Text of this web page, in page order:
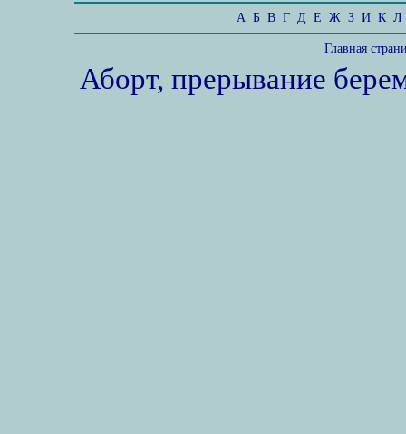
А Б В Г Д Е Ж З И К Л
Главная
Аборт, прерывание